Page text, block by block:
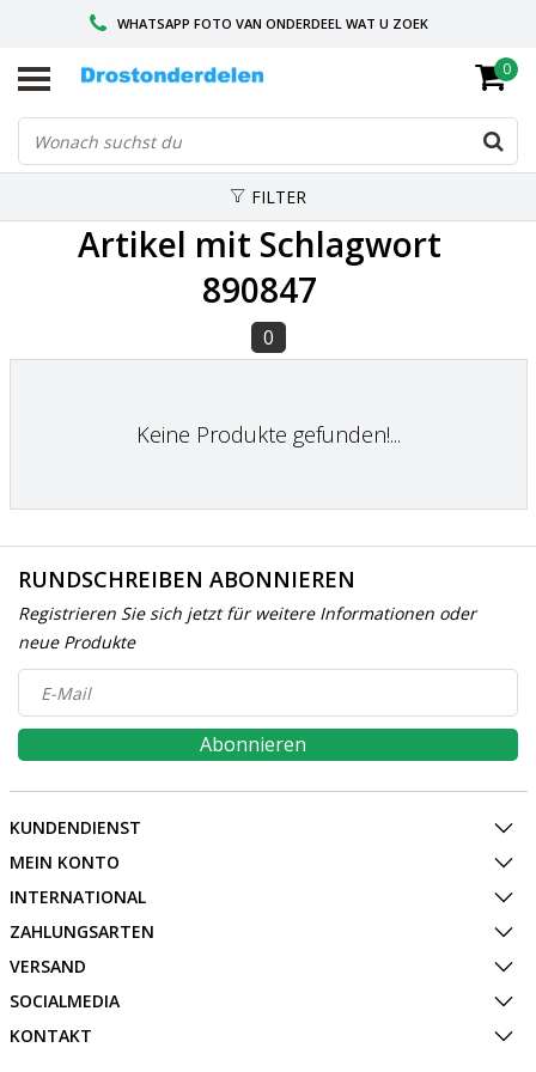
WHATSAPP FOTO VAN ONDERDEEL WAT U ZOEK
VOOR 16.00 BESTELD, VANDAAG VERZONDEN
GESPECIALISEERD PEUGEOT
0
FILTER
Artikel mit Schlagwort
890847
0
Keine Produkte gefunden!...
RUNDSCHREIBEN ABONNIEREN
Registrieren Sie sich jetzt für weitere Informationen oder
neue Produkte
Abonnieren
KUNDENDIENST
MEIN KONTO
INTERNATIONAL
ZAHLUNGSARTEN
VERSAND
SOCIALMEDIA
KONTAKT